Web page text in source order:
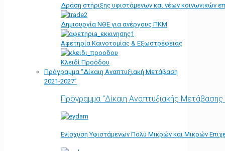
Δράση στήριξης υφιστάμενων και νέων κοινωνικών
Δημιουργία ΝΘΕ για ανέργους ΠΚΜ
Αφετηρία Kαινοτομίας & Εξωστρέφειας
Κλειδί Προόδου
Πρόγραμμα “Δίκαιη Αναπτυξιακή Μετάβαση
2021-2027”
Πρόγραμμα "Δίκαιη Αναπτυξιακής
Ενίσχυση Υφιστάμενων Πολύ Μικρών και Μικρών